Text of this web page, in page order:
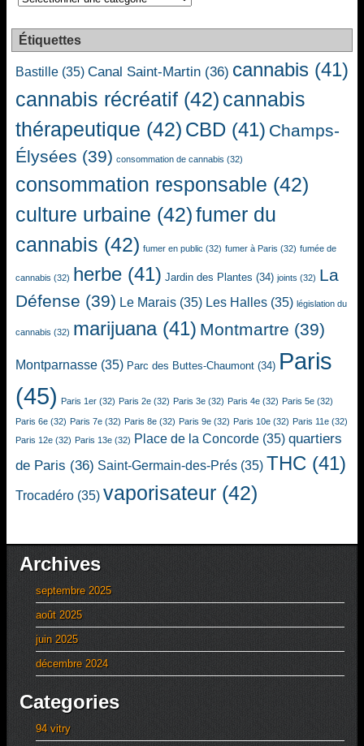
Étiquettes
Bastille (35) Canal Saint-Martin (36) cannabis (41)
cannabis récréatif (42) cannabis
thérapeutique (42) CBD (41) Champs-
Élysées (39) consommation de cannabis (32)
consommation responsable (42)
culture urbaine (42)fumer du
cannabis (42) fumer en public (32) fumer à Paris (32) fumée de
cannabis (32) herbe (41) Jardin des Plantes (34) joints (32) La
Défense (39) Le Marais (35) Les Halles (35) législation du
cannabis (32) marijuana(41) Montmartre (39)
Montparnasse (35) Parc des Buttes-Chaumont (34) Paris
(45) Paris 1er (32) Paris 2e (32) Paris 3e (32) Paris 4e (32) Paris 5e (32)
Paris 6e (32) Paris 7e (32) Paris 8e (32) Paris 9e (32) Paris 10e (32) Paris 11e (32)
Paris 12e (32) Paris 13e (32) Place de la Concorde (35) quartiers
de Paris (36) Saint-Germain-des-Prés (35) THC (41)
Trocadéro (35) vaporisateur (42)
Archives
septembre 2025
août 2025
juin 2025
décembre 2024
Categories
94 vitry